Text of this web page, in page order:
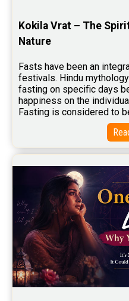
Free Wealth Horoscope
Free Star Horoscope
Baby Names Reviews
Free Chinese
Free Chinese
Free Feng Shui Reviews
Free Panchanga
Astrology Consultancy
Free Janam Kundali
Free Astrology Reviews
Free Tamil Jathagam
Kokila Vrat – The
Nature
Fasts have been an
festivals. Hindu
fasting on specific days
happiness on the
Fasting is considered to